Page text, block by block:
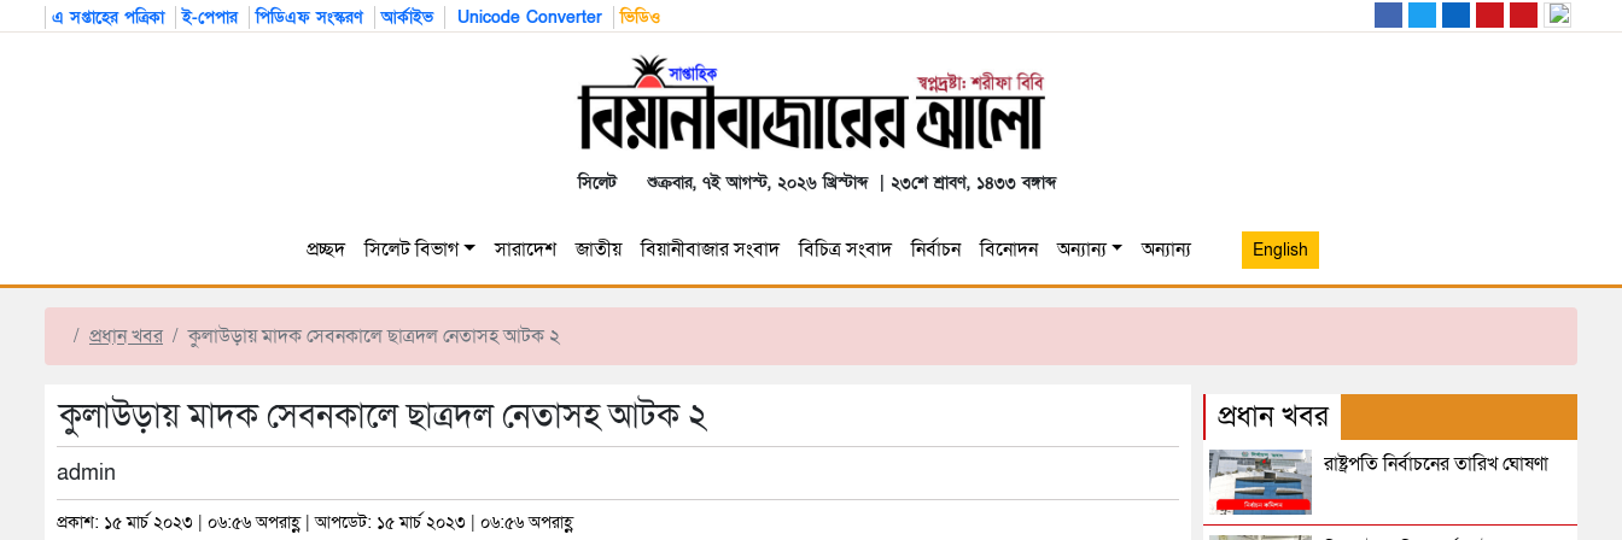
এ সপ্তাহের পত্রিকা ই-পেপার পিডিএফ সংস্করণ আর্কাইভ Unicode Converter ভিডিও
সিলেট শুক্রবার, ৭ই আগস্ট, ২০২৬ খ্রিস্টাব্দ | ২৩শে শ্রাবণ, ১৪৩৩ বঙ্গাব্দ
প্রচ্ছদ সিলেট বিভাগ সারাদেশ জাতীয় বিয়ানীবাজার সংবাদ বিচিত্র সংবাদ নির্বাচন বিনোদন অন্যান্য অন্যান্য English
প্রধান খবর কুলাউড়ায় মাদক সেবনকালে ছাত্রদল নেতাসহ আটক ২
কুলাউড়ায় মাদক সেবনকালে ছাত্রদল নেতাসহ আটক ২
admin
প্রকাশ: ১৫ মার্চ ২০২৩ | ০৬:৫৬ অপরাহ্ণ | আপডেট: ১৫ মার্চ ২০২৩ | ০৬:৫৬ অপরাহ্ণ
প্রধান খবর
রাষ্ট্রপতি নির্বাচনের তারিখ ঘোষণা